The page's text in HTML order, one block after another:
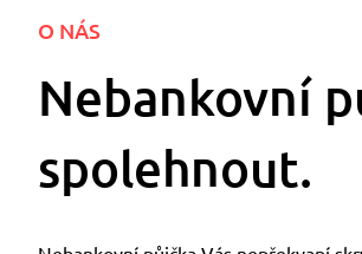
O NÁS
Nebankovní
spolehnout.